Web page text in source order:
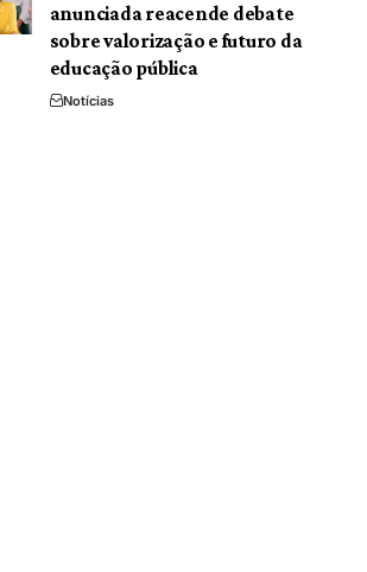
anunciada reacende debate
sobre valorização e futuro da
educação pública
Notícias